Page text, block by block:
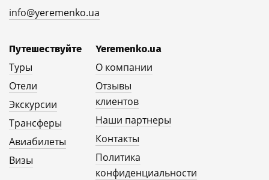
info@yeremenko.ua
Путешествуйте
Туры
Отели
Экскурсии
Трансферы
Авиабилеты
Визы
Yeremenko.ua
О компании
Отзывы
клиентов
Наши партнеры
Контакты
Политика
конфиденциальности